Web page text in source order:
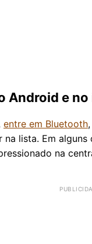
Android e no
entre em Bluetooth
lista. Em
na